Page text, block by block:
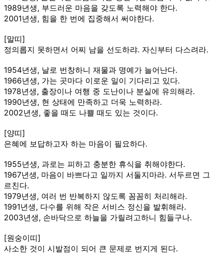
1989년생, 부드러운 마음을 갖도록 노력해야 한다.
2001년생, 힘을 한 번에 집중해서 써야한다.
[말띠]
정의롭지 못하면서 어찌 남을 선도하랴. 자신부터 다스려라.
1954년생, 날로 번창하니 재물과 명예가 늘어난다.
1966년생, 가는 곳마다 이로운 일이 기다리고 있다.
1978년생, 출장이나 여행 중 도난이나 분실에 유의해라.
1990년생, 현 상태에 만족하고 더욱 노력하라.
2002년생, 좋을 때도 나쁠 때도 있는 것이다.
[양띠]
은혜에 보답하고자 하는 마음이 필요하다.
1955년생, 과로는 피하고 충분한 휴식을 취해야한다.
1967년생, 마음이 바쁘다고 일까지 서둘지마라. 서두르면 그
르친다.
1979년생, 여러 번 반복하지 않도록 꼼꼼히 처리해라.
1991년생, 다수를 위해 작은 서비스 정신을 발휘해라.
2003년생, 손바닥으로 하늘을 가릴려고하니 힘들구나.
[원숭이띠]
사소한 것이 시발점이 되어 큰 문제로 번지게 된다.